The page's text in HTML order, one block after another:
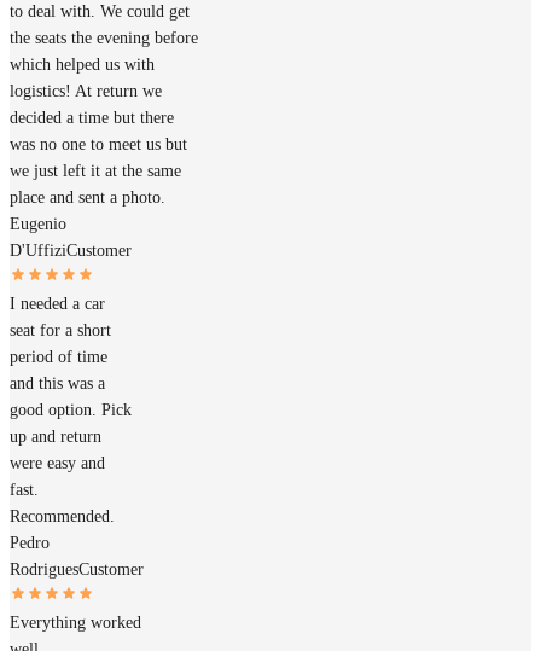
to deal with. We could get
the seats the evening before
which helped us with
logistics! At return we
decided a time but there
was no one to meet us but
we just left it at the same
place and sent a photo.
Eugenio
D'UffiziCustomer
I needed a car
seat for a short
period of time
and this was a
good option. Pick
up and return
were easy and
fast.
Recommended.
Pedro
RodriguesCustomer
Everything worked